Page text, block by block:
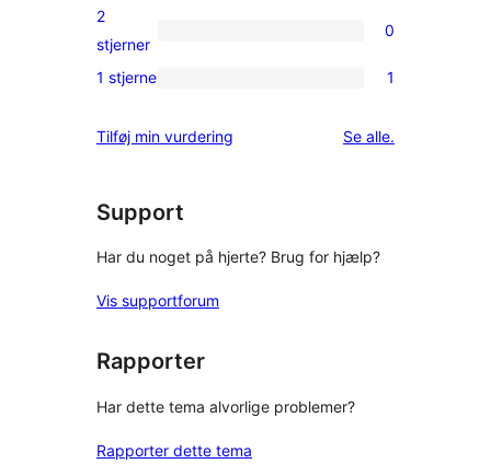
3-
stjernet
0
2-
anmeldelser
2
stjerner
0
1
stjernet
1 stjerne 1
Tilføj min vurdering Se alleanmeldelser
.
Support
Har du noget på hjerte? Brug for hjælp?
Vis supportforum
Rapporter
Har dette tema alvorlige problemer?
Rapporter dette tema